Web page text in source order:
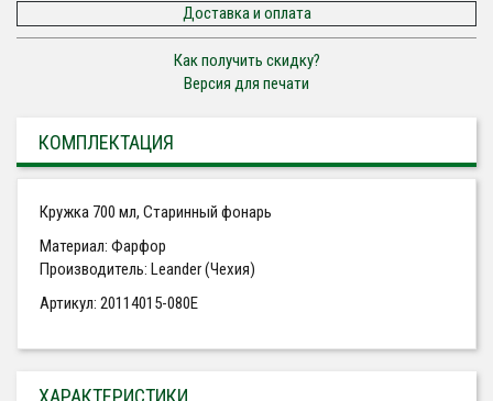
Доставка и оплата
Как получить скидку?
Версия для печати
КОМПЛЕКТАЦИЯ
Кружка 700 мл, Старинный фонарь
Материал: Фарфор
Производитель: Leander (Чехия)
Артикул: 20114015-080E
ХАРАКТЕРИСТИКИ